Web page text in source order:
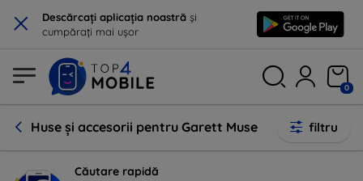
× Descărcați aplicația noastră și
cumpărați mai ușor
0
Huse și accesorii pentru Garett Muse filtru
Căutare rapidă